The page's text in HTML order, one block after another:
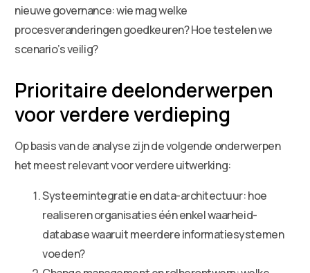
nieuwe governance: wie mag welke
procesveranderingen goedkeuren? Hoe testelen we
scenario’s veilig?
Prioritaire deelonderwerpen
voor verdere verdieping
Op basis van de analyse zijn de volgende onderwerpen
het meest relevant voor verdere uitwerking:
Systeemintegratie en data-architectuur: hoe
realiseren organisaties één enkel waarheid-
database waaruit meerdere informatiesystemen
voeden?